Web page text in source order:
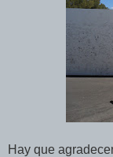
Hay que